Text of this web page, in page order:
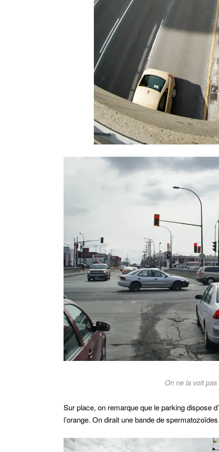
On ne la voit
Sur place, on remarque que le parking dispose
l’orange. On dirait une bande de